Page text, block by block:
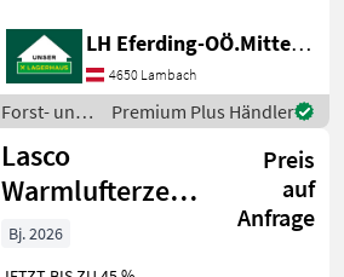
Rungenpaare: 4
Rungenpaare, Endlos
Rotator, Holzzange Nutzlast
10to, 4 Rungenpaare,
Untenanhängung, Knickdei
LH Eferding-OÖ.Mitte, Lambach
4650 Lambach
Forst- und
Holztechnik
/ Lasco
Premium Plus Händler
Lasco
Warmlufterzeuger
Hackgut
LAH90250
Preis
auf
Anfrage
Bj. 2026